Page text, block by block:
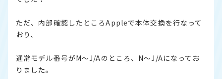
ただ、内部確認したところAppleで本体交換を行なって
おり、
通常モデル番号がM〜J/Aのところ、N〜J/Aになってお
りました。